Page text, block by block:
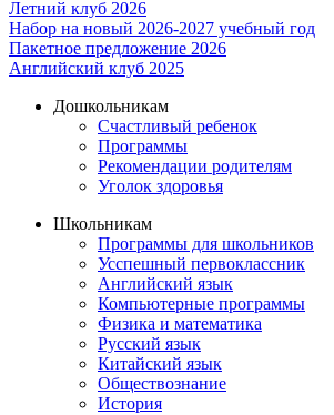
Летний клуб 2026
Набор на новый 2026-2027 учебный год
Пакетное предложение 2026
Английский клуб 2025
Дошкольникам
Счастливый ребенок
Программы
Рекомендации родителям
Уголок здоровья
Школьникам
Программы для школьников
Усспешный первоклассник
Английский язык
Компьютерные программы
Физика и математика
Русский язык
Китайский язык
Обществознание
История